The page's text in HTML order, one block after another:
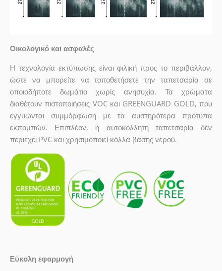
Οικολογικό και ασφαλές
Η τεχνολογία εκτύπωσης είναι φιλική προς το περιβάλλον,
ώστε να μπορείτε να τοποθετήσετε την ταπετσαρία σε
οποιοδήποτε δωμάτιο χωρίς ανησυχία. Τα χρώματα
διαθέτουν πιστοποιήσεις VOC και GREENGUARD GOLD, που
εγγυώνται συμμόρφωση με τα αυστηρότερα πρότυπα
εκπομπών. Επιπλέον, η αυτοκόλλητη ταπετσαρία δεν
περιέχει PVC και χρησιμοποιεί κόλλα βάσης νερού.
Εύκολη εφαρμογή